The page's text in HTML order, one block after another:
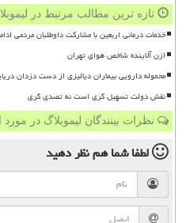
تازه ترین مطالب مرتبط در
خدمات درمانی اربعین با مشارکت داوطلبان مردمی
ازن آلاینده شاخص هوای تهران
محموله دارویی بیماران دیالیزی از دست دزدان
نقش دولت تسهیل گری است نه تصدی گری
نظرات بینندگان لیموبلاگ در
لطفا شما همنظر دهید